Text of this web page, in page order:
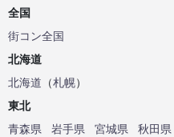
全国
街コン全国
北海道
北海道 （札幌）
東北
青森県
岩手県 宮城県 秋田県